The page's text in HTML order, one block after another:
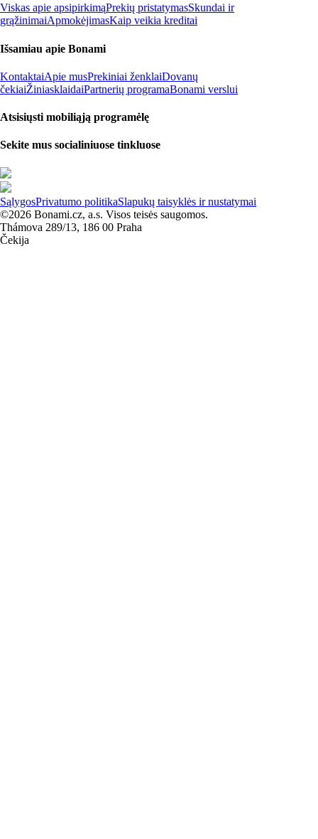
Viskas apie apsipirkimąPrekių pristatymasSkundai ir
grąžinimaiApmokėjimasKaip veikia kreditai
Išsamiau apie Bonami
KontaktaiApie musPrekiniai ženklaiDovanų
čekiaiŽiniasklaidaiPartnerių programaBonami verslui
Atsisiųsti mobiliąją programėlę
Sekite mus socialiniuose tinkluose
SąlygosPrivatumo politikaSlapukų taisyklės ir nustatymai
©2026 Bonami.cz, a.s. Visos teisės saugomos.
Thámova 289/13, 186 00 Praha
Čekija